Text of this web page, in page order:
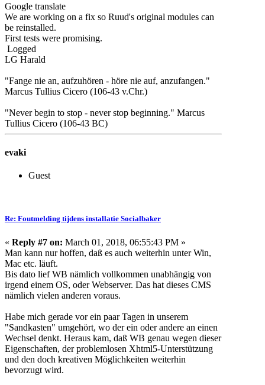
Google translate
We are working on a fix so Ruud's original modules can
be reinstalled.
First tests were promising.
Logged
LG Harald
"Fange nie an, aufzuhören - höre nie auf, anzufangen."
Marcus Tullius Cicero (106-43 v.Chr.)
"Never begin to stop - never stop beginning." Marcus
Tullius Cicero (106-43 BC)
evaki
Guest
Re: Foutmelding tijdens installatie Socialbaker
« Reply #7 on: March 01, 2018, 06:55:43 PM »
Man kann nur hoffen, daß es auch weiterhin unter Win,
Mac etc. läuft.
Bis dato lief WB nämlich vollkommen unabhängig von
irgend einem OS, oder Webserver. Das hat dieses CMS
nämlich vielen anderen voraus.
Habe mich gerade vor ein paar Tagen in unserem
"Sandkasten" umgehört, wo der ein oder andere an einen
Wechsel denkt. Heraus kam, daß WB genau wegen dieser
Eigenschaften, der problemlosen Xhtml5-Unterstützung
und den doch kreativen Möglichkeiten weiterhin
bevorzugt wird.